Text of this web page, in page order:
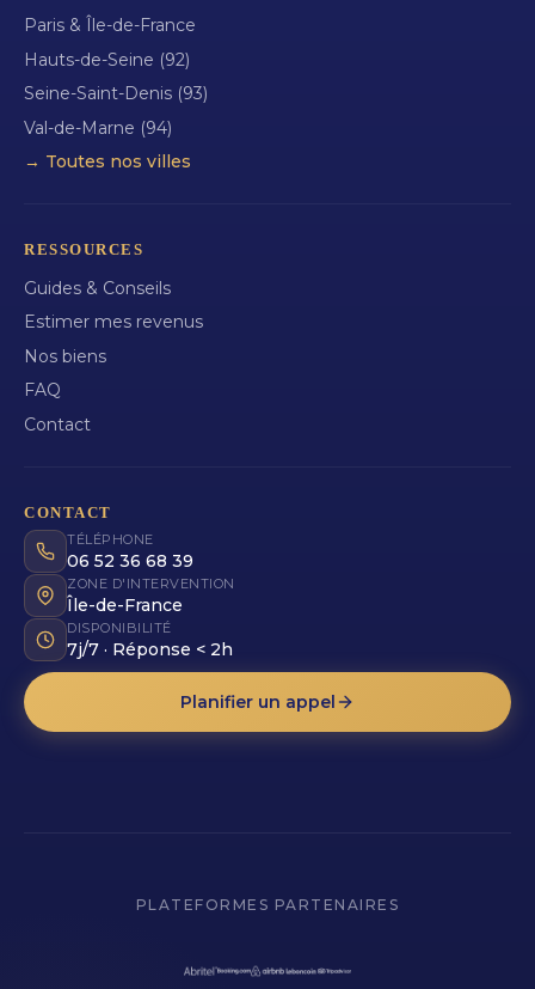
Paris & Île-de-France
Hauts-de-Seine (92)
Seine-Saint-Denis (93)
Val-de-Marne (94)
→ Toutes nos villes
RESSOURCES
Guides & Conseils
Estimer mes revenus
Nos biens
FAQ
Contact
CONTACT
TÉLÉPHONE
06 52 36 68 39
ZONE D'INTERVENTION
Île-de-France
DISPONIBILITÉ
7j/7 · Réponse < 2h
Planifier un appel
PLATEFORMES PARTENAIRES